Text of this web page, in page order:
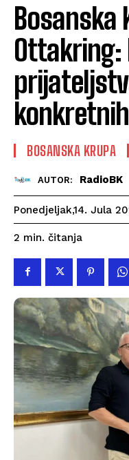
Bosanska
Ottakring:
BOSANSKA KRUPA
AUTOR: RadioBK
Ponedjeljak,14. Jula
2 min. čitanja